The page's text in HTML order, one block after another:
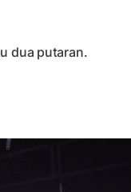
dua putaran.